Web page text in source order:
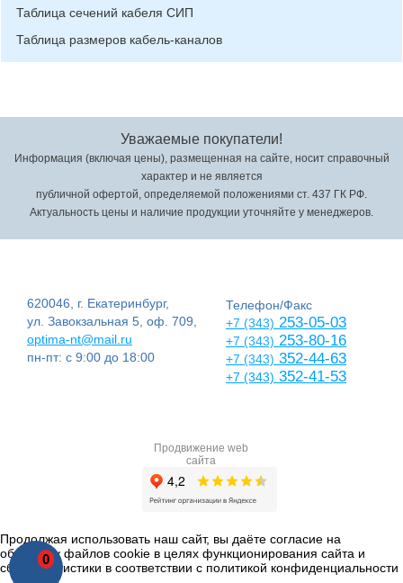
0
Таблица сечений кабеля СИП
Таблица размеров кабель-каналов
Уважаемые покупатели!
Информация (включая цены), размещенная на сайте, носит справочный
характер и не является
публичной офертой, определяемой положениями ст. 437 ГК РФ.
Актуальность цены и наличие продукции уточняйте у менеджеров.
620046, г. Екатеринбург,
ул. Завокзальная 5, оф. 709,
optima-nt@mail.ru
пн-пт: с 9:00 до 18:00
Телефон/Факс
+7 (343) 253-05-03
+7 (343) 253-80-16
+7 (343) 352-44-63
+7 (343) 352-41-53
Продвижение web
сайта
Продолжая использовать наш сайт, вы даёте согласие на
обработку файлов cookie в целях функционирования сайта и
сбора статистики в соответствии с политикой конфиденциальности